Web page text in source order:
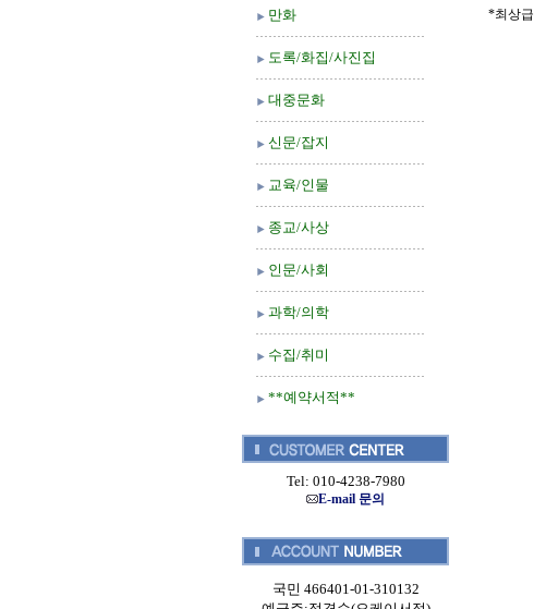
만화
도록/화집/사진집
대중문화
신문/잡지
교육/인물
종교/사상
인문/사회
과학/의학
수집/취미
**예약서적**
Tel: 010-4238-7980
E-mail 문의
국민 466401-01-310132
*최상급